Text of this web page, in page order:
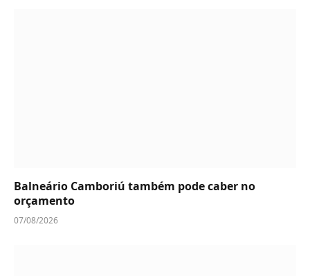
Balneário Camboriú também pode caber no
orçamento
07/08/2026